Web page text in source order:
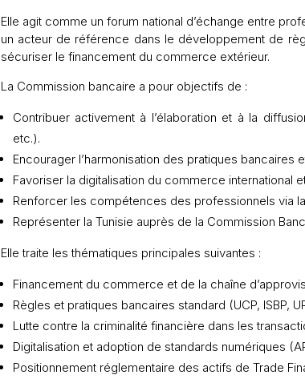
Elle agit comme un forum national d’échange entre
un acteur de référence dans le développement de
sécuriser le financement du commerce extérieur.
La Commission bancaire a pour objectifs de :
Contribuer activement à l’élaboration et à la
etc.).
Encourager l’harmonisation des pratiques
Favoriser la digitalisation du commerce international
Renforcer les compétences des professionnels via
Représenter la Tunisie auprès de la Commission
Elle traite les thématiques principales suivantes :
Financement du commerce et de la chaîne
Règles et pratiques bancaires standard (UCP, ISBP,
Lutte contre la criminalité financière dans les
Digitalisation et adoption de standards numériques
Positionnement réglementaire des actifs de Trade